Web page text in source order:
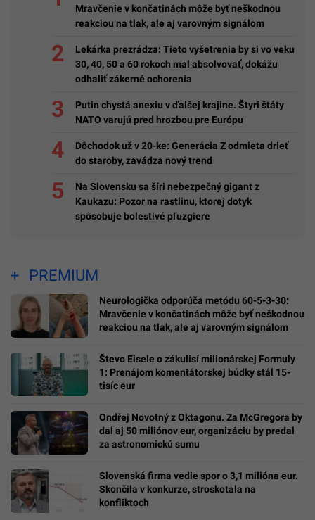
Mravčenie v končatinách môže byť neškodnou
reakciou na tlak, ale aj varovným signálom
Lekárka prezrádza: Tieto vyšetrenia by si vo veku
30, 40, 50 a 60 rokoch mal absolvovať, dokážu
odhaliť zákerné ochorenia
Putin chystá anexiu v ďalšej krajine. Štyri štáty
NATO varujú pred hrozbou pre Európu
Dôchodok už v 20-ke: Generácia Z odmieta drieť
do staroby, zavádza nový trend
Na Slovensku sa šíri nebezpečný gigant z
Kaukazu: Pozor na rastlinu, ktorej dotyk
spôsobuje bolestivé pľuzgiere
PREMIUM
Neurologička odporúča metódu 60-5-3-30:
Mravčenie v končatinách môže byť neškodnou
reakciou na tlak, ale aj varovným signálom
Števo Eisele o zákulisí milionárskej Formuly
1: Prenájom komentátorskej búdky stál 15-
tisíc eur
Ondřej Novotný z Oktagonu. Za McGregora by
dal aj 50 miliónov eur, organizáciu by predal
za astronomickú sumu
Slovenská firma vedie spor o 3,1 milióna eur.
Skončila v konkurze, stroskotala na
konfliktoch